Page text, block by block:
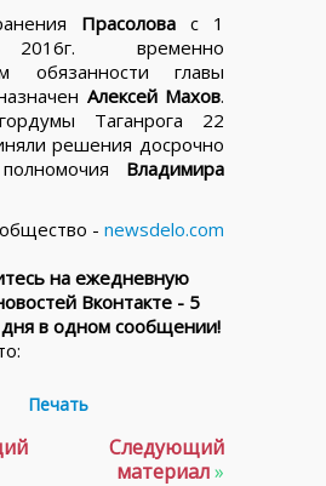
Прасолова с 1
временно
обязанности главы
Алексей Махов.
Таганрога 22
решения досрочно
Владимира
- newsdelo.com
на ежедневную
Вконтакте - 5
в одном сообщении!
Печать
Следующий
материал»